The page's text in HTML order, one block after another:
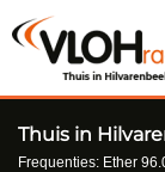
Thuis in
Frequenties: Ether